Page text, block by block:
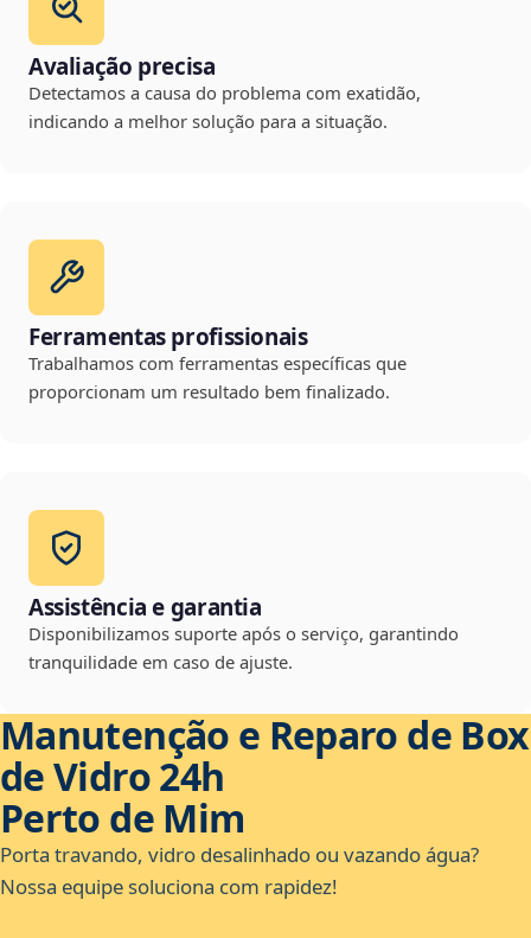
Avaliação precisa
Detectamos a causa do problema com exatidão,
indicando a melhor solução para a situação.
Ferramentas profissionais
Trabalhamos com ferramentas específicas que
proporcionam um resultado bem finalizado.
Assistência e garantia
Disponibilizamos suporte após o serviço, garantindo
tranquilidade em caso de ajuste.
Manutenção e Reparo de Box
de Vidro 24h
Perto de Mim
Porta travando, vidro desalinhado ou vazando água?
Nossa equipe soluciona com rapidez!